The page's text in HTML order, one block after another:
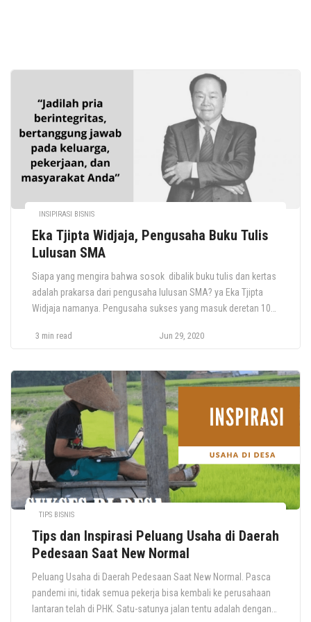
INSIPIRASI BISNIS
Eka Tjipta Widjaja, Pengusaha Buku Tulis
Lulusan SMA
Siapa yang mengira bahwa sosok dibalik buku tulis dan kertas
adalah prakarsa dari pengusaha lulusan SMA? ya Eka Tjipta
Widjaja namanya. Pengusaha sukses yang masuk deretan 10
asing lagi dengan kata “kertas”, si putih tipis yang selalu ada
[…]
3 min read Jun 29, 2020
TIPS BISNIS
Tips dan Inspirasi Peluang Usaha di Daerah
Pedesaan Saat New Normal
Peluang Usaha di Daerah Pedesaan Saat New Normal. Pasca
pandemi ini, tidak semua pekerja bisa kembali ke perusahaan
lantaran telah di PHK. Satu-satunya jalan tentu adalah dengan